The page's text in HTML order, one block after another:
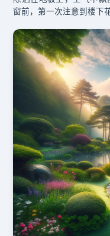
窗前，第一次注意到楼下